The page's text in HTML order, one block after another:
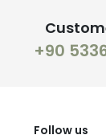
+90
Follow us